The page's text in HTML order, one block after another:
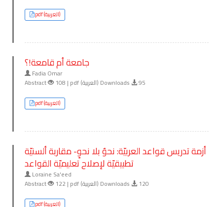
pdf (العربية)
جامعة أم قامعة!؟
Fadia Omar
Abstract
108 | pdf (العربية) Downloads 95
pdf (العربية)
أزمة تدريس قواعد العربيّة: نحوٌ بلا نحوٍ- مقاربة ألسنيّة
تطبيقيّة لإصلاح تعليميّة القواعد
Loraine Sa'eed
Abstract
122 | pdf (العربية) Downloads 120
pdf (العربية)